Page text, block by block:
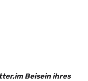
Beisein ihres